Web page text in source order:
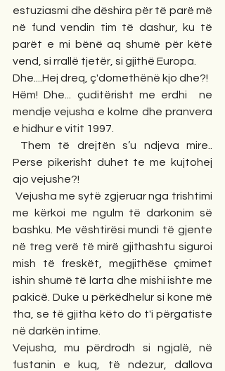
estuziasmi dhe dëshira për të parë më
në fund vendin tim të dashur, ku të
parët e mi bënë aq shumë për këtë
vend, si rrallë tjetër, si gjithë Europa.
Dhe....Hej dreq, ç'domethënë kjo dhe?!
Hëm! Dhe... çuditërisht me erdhi  ne
mendje vejusha e kolme dhe pranvera
e hidhur e vitit 1997.
Perse pikerisht duhet te me kujtohej
ajo vejushe?!
me kërkoi me ngulm të darkonim së
bashku. Me vështirësi mundi të gjente
në treg verë të mirë gjithashtu siguroi
mish të freskët, megjithëse çmimet
ishin shumë të larta dhe mishi ishte me
pakicë. Duke u përkëdhelur si kone më
tha, se të gjitha këto do t'i përgatiste
në darkën intime.
Vejusha, mu përdrodh si ngjalë, në
fustanin e kuq, të ndezur, dallova